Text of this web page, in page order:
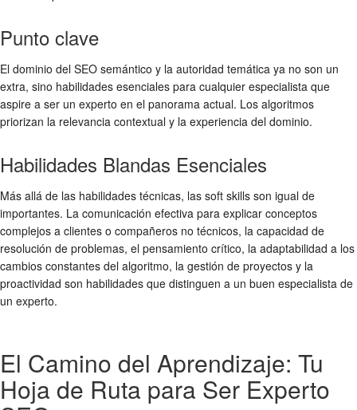
Punto clave
El dominio del SEO semántico y la autoridad temática ya no son un
extra, sino habilidades esenciales para cualquier especialista que
aspire a ser un experto en el panorama actual. Los algoritmos
priorizan la relevancia contextual y la experiencia del dominio.
Habilidades Blandas Esenciales
Más allá de las habilidades técnicas, las soft skills son igual de
importantes. La comunicación efectiva para explicar conceptos
complejos a clientes o compañeros no técnicos, la capacidad de
resolución de problemas, el pensamiento crítico, la adaptabilidad a los
cambios constantes del algoritmo, la gestión de proyectos y la
proactividad son habilidades que distinguen a un buen especialista de
un experto.
El Camino del Aprendizaje: Tu
Hoja de Ruta para Ser Experto